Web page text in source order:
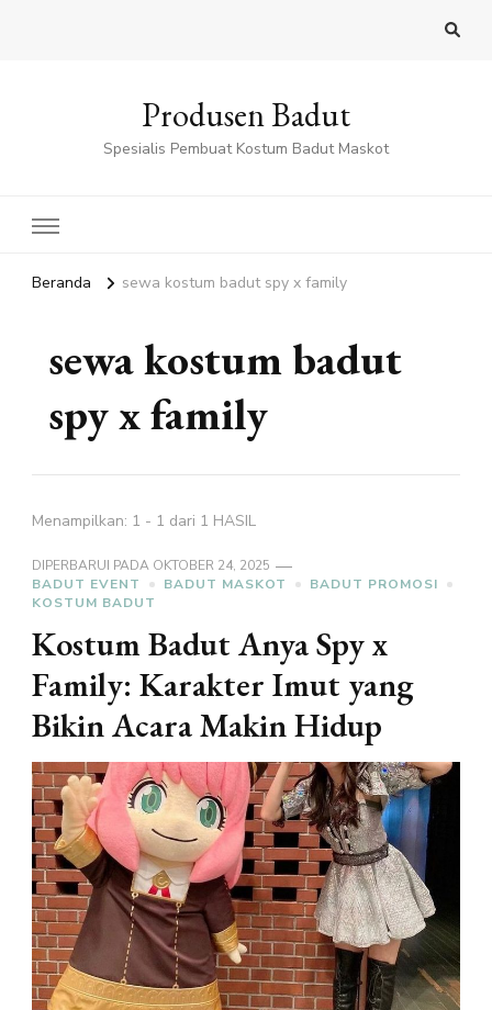
Produsen Badut
Spesialis Pembuat Kostum Badut Maskot
Beranda sewa kostum badut spy x family
sewa kostum badut
spy x family
Menampilkan: 1 - 1 dari 1 HASIL
DIPERBARUI PADA OKTOBER 24, 2025
BADUT EVENT
BADUT MASKOT
BADUT PROMOSI
KOSTUM BADUT
Kostum Badut Anya Spy x
Family: Karakter Imut yang
Bikin Acara Makin Hidup